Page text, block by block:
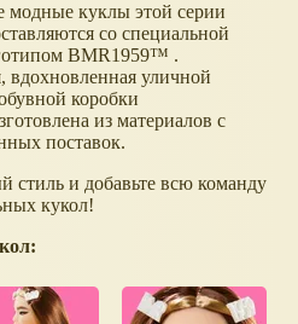
модные куклы этой серии
со специальной
BMR1959™ .
вдохновленная уличной
коробки
из материалов с
поставок.
стиль и добавьте всю команду
кукол!